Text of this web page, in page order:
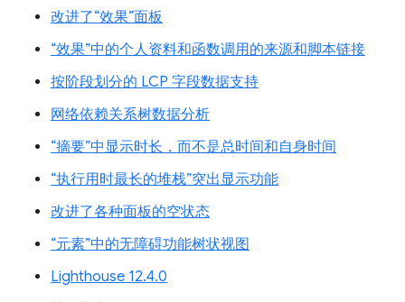
改进了“效果”面板
“效果”中的个人资料和函数调用的来源和脚本链接
按阶段划分的 LCP 字段数据支持
网络依赖关系树数据分析
“摘要”中显示时长，而不是总时间和自身时间
“执行用时最长的堆栈”突出显示功能
改进了各种面板的空状态
“元素”中的无障碍功能树状视图
Lighthouse 12.4.0